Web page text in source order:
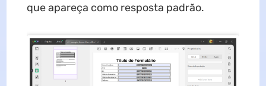
que apareça como resposta padrão.